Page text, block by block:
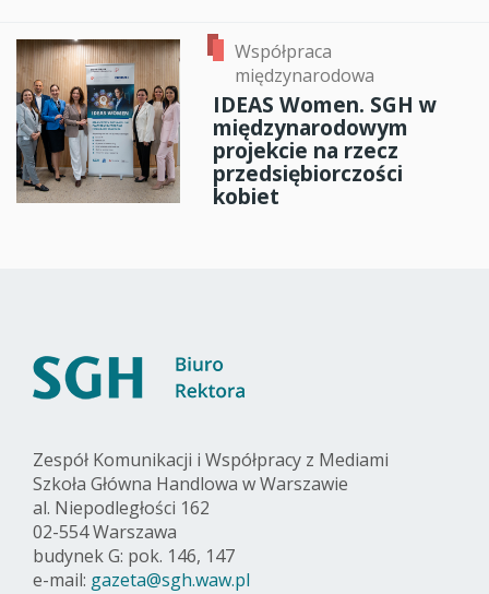
Współpraca
międzynarodowa
IDEAS Women. SGH w
międzynarodowym
projekcie na rzecz
przedsiębiorczości
kobiet
Zespół Komunikacji i Współpracy z Mediami
Szkoła Główna Handlowa w Warszawie
al. Niepodległości 162
02-554 Warszawa
budynek G: pok. 146, 147
e-mail: gazeta@sgh.waw.pl